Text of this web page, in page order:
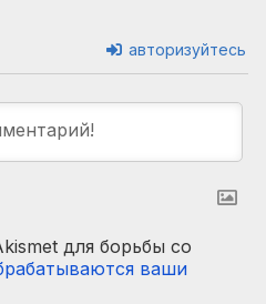
авторизуйтесь
для борьбы со
ваши